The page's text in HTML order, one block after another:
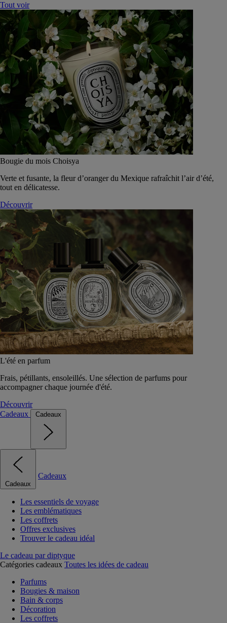
Tout voir
Bougie du mois Choisya
Verte et fusante, la fleur d’oranger du Mexique rafraîchit l’air d’été,
tout en délicatesse.
Découvrir
L'été en parfum
Frais, pétillants, ensoleillés. Une sélection de parfums pour
accompagner chaque journée d'été.
Découvrir
Cadeaux
Cadeaux
Cadeaux
Cadeaux
Les essentiels de voyage
Les emblématiques
Les coffrets
Offres exclusives
Trouver le cadeau idéal
Le cadeau par diptyque
Catégories cadeaux Toutes les idées de cadeau
Parfums
Bougies & maison
Bain & corps
Décoration
Les coffrets